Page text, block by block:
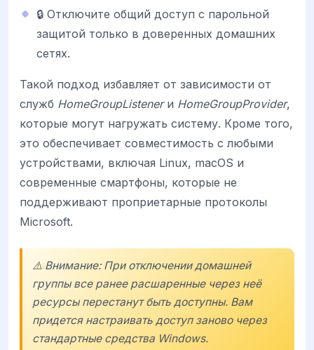
🔒 Отключите общий доступ с парольной
защитой только в доверенных домашних
сетях.
Такой подход избавляет от зависимости от
служб HomeGroupListenerи HomeGroupProvider,
которые могут нагружать систему. Кроме того,
это обеспечивает совместимость с любыми
устройствами, включая Linux, macOS и
современные смартфоны, которые не
поддерживают проприетарные протоколы
Microsoft.
⚠️ Внимание: При отключении домашней
группы все ранее расшаренные через неё
ресурсы перестанут быть доступны. Вам
придется настраивать доступ заново через
стандартные средства Windows.